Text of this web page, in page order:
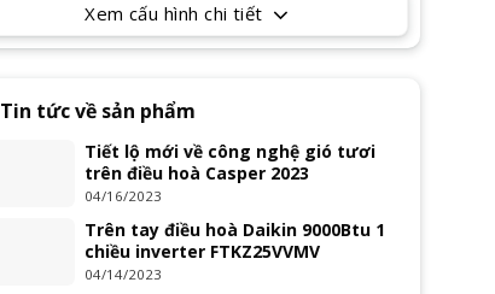
Xem cấu hình chi tiết
Tin tức về sản phẩm
Tiết lộ mới về công nghệ gió tươi
trên điều hoà Casper 2023
04/16/2023
Trên tay điều hoà Daikin 9000Btu 1
chiều inverter FTKZ25VVMV
04/14/2023